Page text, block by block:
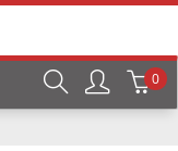
0